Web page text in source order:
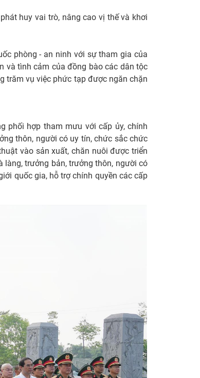
huy vai trò, nâng cao vị thế và khơi
phòng - an ninh với sự tham gia của
và tình cảm của đồng bào các dân tộc
trăm vụ việc phức tạp được ngăn chặn
phối hợp tham mưu với cấp ủy, chính
thôn, người có uy tín, chức sắc chức
vào sản xuất, chăn nuôi được triển
làng, trưởng bản, trưởng thôn, người có
quốc gia, hỗ trợ chính quyền các cấp